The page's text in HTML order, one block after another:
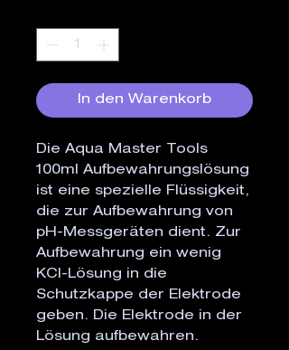
In den Warenkorb
Die Aqua Master Tools
100ml Aufbewahrungslösung
ist eine spezielle Flüssigkeit,
die zur Aufbewahrung von
pH-Messgeräten dient. Zur
Aufbewahrung ein wenig
KCl-Lösung in die
Schutzkappe der Elektrode
geben. Die Elektrode in der
Lösung aufbewahren.